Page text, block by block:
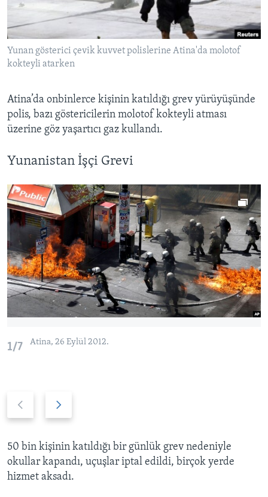
HAYATTAN
SANAT
BIZI TAKIP EDIN
Diller
Yunan gösterici çevik kuvvet polislerine Atina'da molotof
kokteyli atarken
Atina’da onbinlerce kişinin katıldığı grev yürüyüşünde
polis, bazı göstericilerin molotof kokteyli atması
üzerine göz yaşartıcı gaz kullandı.
Yunanistan İşçi Grevi
1/7 Atina, 26 Eylül 2012.
v
i
o
t
s
l
50 bin kişinin katıldığı bir günlük grev nedeniyle
okullar kapandı, uçuşlar iptal edildi, birçok yerde
hizmet aksadı.